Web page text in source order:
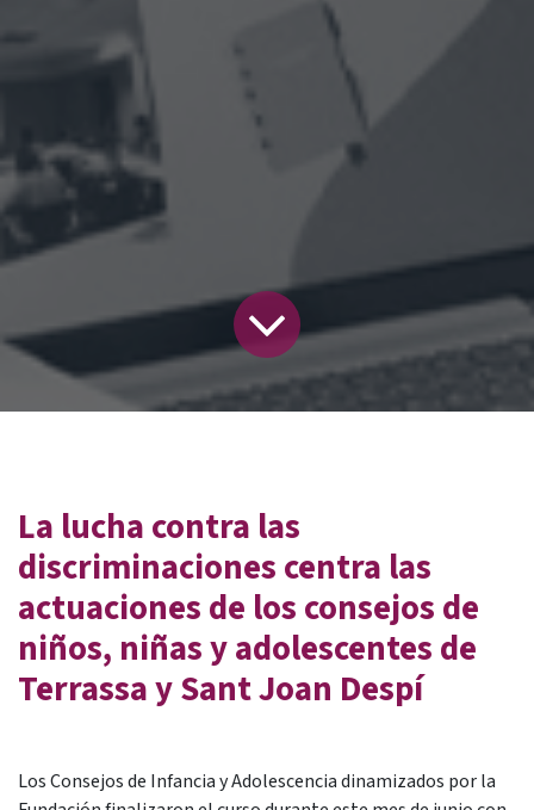
La lucha contra las
discriminaciones centra las
actuaciones de los consejos de
niños, niñas y adolescentes de
Terrassa y Sant Joan Despí
Los Consejos de Infancia y Adolescencia dinamizados por la